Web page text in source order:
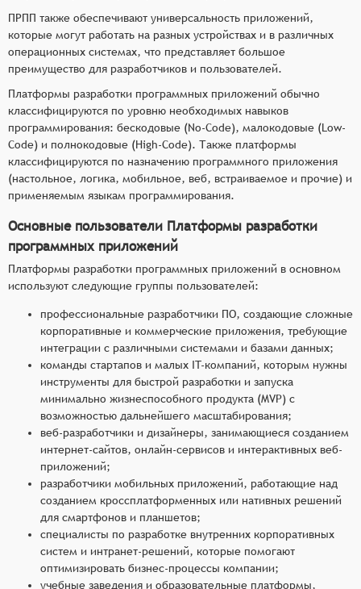
ПРПП также обеспечивают универсальность приложений,
которые могут работать на разных устройствах и в различных
операционных системах, что представляет большое
преимущество для разработчиков и пользователей.
Платформы разработки программных приложений обычно
классифицируются по уровню необходимых навыков
программирования: бескодовые (No-Code), малокодовые (Low-
Code) и полнокодовые (High-Code). Также платформы
классифицируются по назначению программного приложения
(настольное, логика, мобильное, веб, встраиваемое и прочие) и
применяемым языкам программирования.
Основные пользователи Платформы разработки
программных приложений
Платформы разработки программных приложений в основном
используют следующие группы пользователей:
профессиональные разработчики ПО, создающие сложные
корпоративные и коммерческие приложения, требующие
интеграции с различными системами и базами данных;
команды стартапов и малых IT-компаний, которым нужны
инструменты для быстрой разработки и запуска
минимально жизнеспособного продукта (MVP) с
возможностью дальнейшего масштабирования;
веб-разработчики и дизайнеры, занимающиеся созданием
интернет-сайтов, онлайн-сервисов и интерактивных веб-
приложений;
разработчики мобильных приложений, работающие над
созданием кроссплатформенных или нативных решений
для смартфонов и планшетов;
специалисты по разработке внутренних корпоративных
систем и интранет-решений, которые помогают
оптимизировать бизнес-процессы компании;
учебные заведения и образовательные платформы,